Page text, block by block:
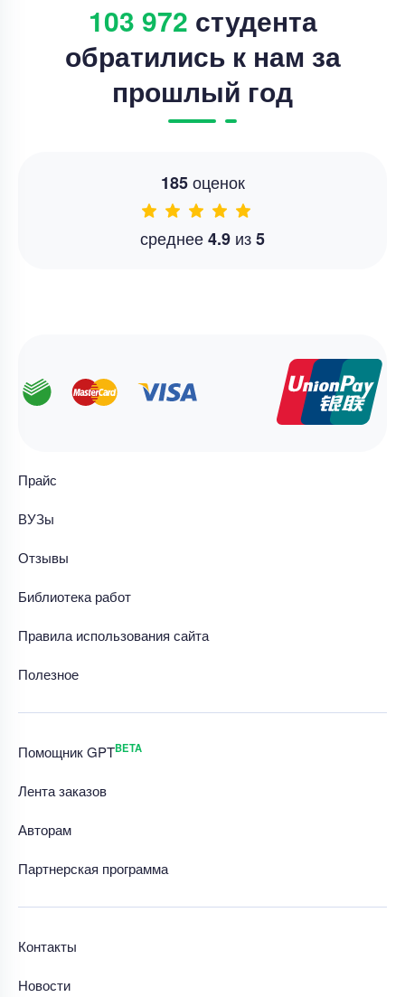
103 972 студента
обратились к нам за
прошлый год
185оценок
среднее4.9 из5
Прайс
ВУЗы
Отзывы
Библиотека работ
Правила использования сайта
Полезное
Помощник GPTBETA
Лента заказов
Авторам
Партнерская программа
Контакты
Новости